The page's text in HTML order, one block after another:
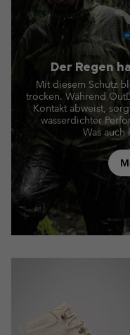
Der Regen
Mit diesem Schutz
trocken. Während
Kontakt abweist,
wasserdichter
Was